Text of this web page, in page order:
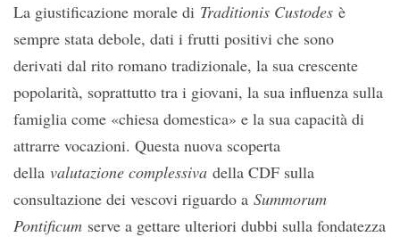
La giustificazione morale di Traditionis Custodes è
sempre stata debole, dati i frutti positivi che sono
derivati dal rito romano tradizionale, la sua crescente
popolarità, soprattutto tra i giovani, la sua influenza sulla
famiglia come «chiesa domestica» e la sua capacità di
attrarre vocazioni. Questa nuova scoperta
della valutazione complessiva della CDF sulla
consultazione dei vescovi riguardo a Summorum
Pontificum serve a gettare ulteriori dubbi sulla fondatezza